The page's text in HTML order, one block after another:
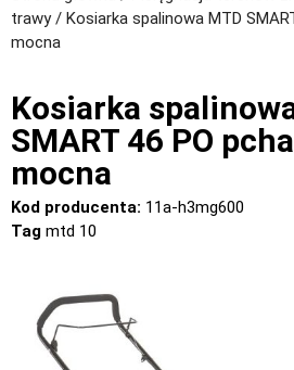
trawy/ Kosiarka spalinowa MTD
mocna
Kosiarka
SMART 46 PO
mocna
Kod producenta: 11a-h3mg600
Tag mtd 10